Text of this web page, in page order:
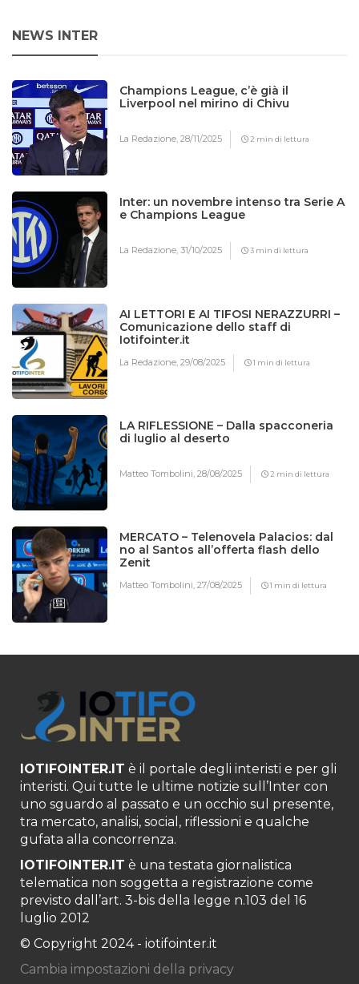
NEWS INTER
Champions League, c’è già il
Liverpool nel mirino di Chivu
La Redazione,28/11/2025 2 min di lettura
Inter: un novembre intenso tra Serie A
e Champions League
La Redazione,31/10/2025 3 min di lettura
AI LETTORI E AI TIFOSI NERAZZURRI –
Comunicazione dello staff di
Iotifointer.it
La Redazione,29/08/2025 1 min di lettura
LA RIFLESSIONE – Dalla spacconeria
di luglio al deserto
Matteo Tombolini,28/08/2025 2 min di lettura
MERCATO – Telenovela Palacios: dal
no al Santos all’offerta flash dello
Zenit
Matteo Tombolini,27/08/2025 1 min di lettura
IOTIFOINTER.IT è il portale degli interisti e per gli
interisti. Qui tutte le ultime notizie sull’Inter con
uno sguardo al passato e un occhio sul presente,
tra mercato, analisi, social, riflessioni e qualche
gufata alla concorrenza.
IOTIFOINTER.IT è una testata giornalistica
telematica non soggetta a registrazione come
previsto dall’art. 3-bis della legge n.103 del 16
luglio 2012
© Copyright 2024 - iotifointer.it
Cambia impostazioni della privacy